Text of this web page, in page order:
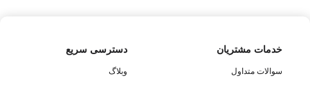
خدمات مشتریان
سوالات متداول
دسترسی سریع
وبلاگ